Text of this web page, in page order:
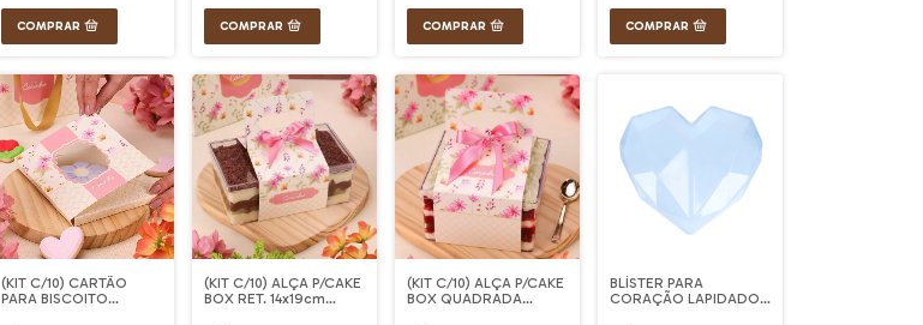
(KIT C/10) CARTÃO
PARA BISCOITO
(KIT C/10) ALÇA P/CAKE
BOX RET. 14x19cm
(KIT C/10) ALÇA P/CAKE
BOX QUADRADA
BLÍSTER PARA
CORAÇÃO LAPIDADO